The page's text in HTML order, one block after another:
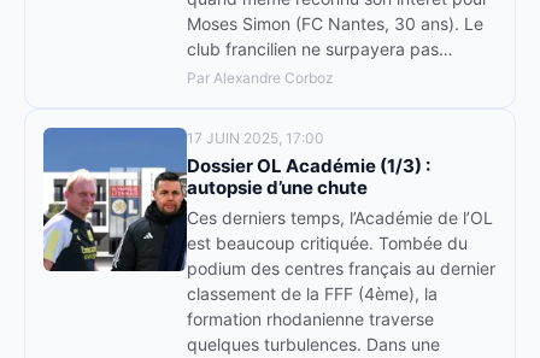
Moses Simon (FC Nantes, 30 ans). Le
club francilien ne surpayera pas…
Par Alexandre Corboz
17 JUIN 2025, 17:00
Dossier OL Académie (1/3) :
autopsie d’une chute
Ces derniers temps, l’Académie de l’OL
est beaucoup critiquée. Tombée du
podium des centres français au dernier
classement de la FFF (4ème), la
formation rhodanienne traverse
quelques turbulences. Dans une